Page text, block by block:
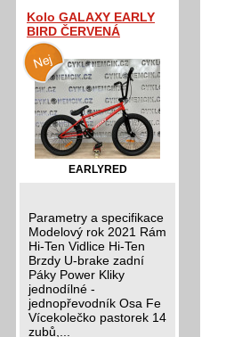
Kolo GALAXY EARLY
BIRD ČERVENÁ
EARLYRED
Parametry a specifikace
Modelový rok 2021 Rám
Hi-Ten Vidlice Hi-Ten
Brzdy U-brake zadní
Páky Power Kliky
jednodílné -
jednopřevodník Osa Fe
Vícekolečko pastorek 14
zubů,...